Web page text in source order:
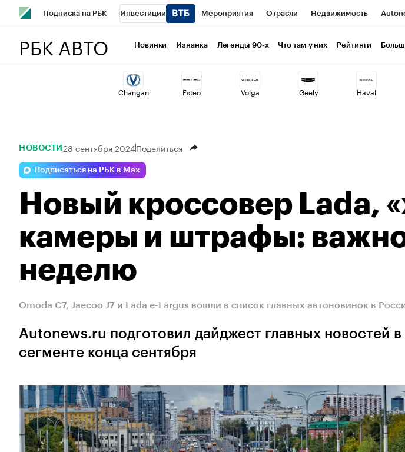
Подписка на РБК Инвестиции Мероприятия Отрасли Недвижимость
Стиль Крипто РБК Бизнес-среда Дискуссионный клуб Исследования Кредитные
Конференции СПб Спецпроекты Проверка контрагентов
РБК АВТО Новинки Изнанка Легенды 90-х Что там у них Рейтинги
Changan Esteo Volga Geely Haval
НОВОСТИ 28 сентября 2024Поделиться
Подписаться на РБК в Max
Новый кроссовер Lada,
камеры и штрафы:
неделю
Omoda C7, Jaecoo J7 и Lada e-Largus вошли в список главных автоновинок в
Autonews.ru подготовил дайджест главных новостей
сегменте конца сентября